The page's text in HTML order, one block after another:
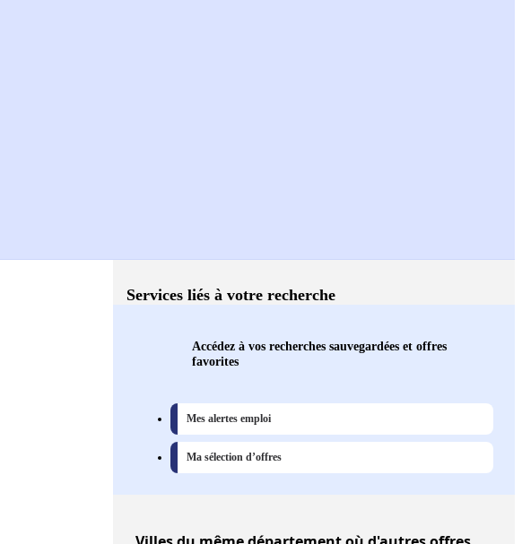
Services liés à votre recherche
Accédez à vos recherches sauvegardées et offres
favorites
Mes alertes emploi
Ma sélection d’offres